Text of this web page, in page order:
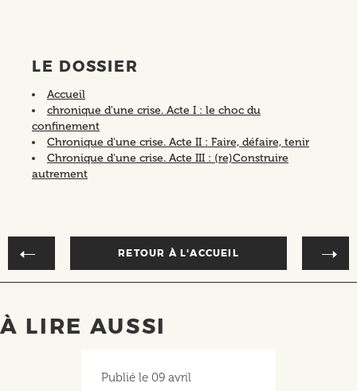
LE DOSSIER
Accueil
chronique d'une crise. Acte I : le choc du
confinement
Chronique d'une crise. Acte II : Faire, défaire, tenir
Chronique d'une crise. Acte III : (re)Construire
autrement
RETOUR À L'ACCUEIL
À LIRE AUSSI
Publié le 09 avril